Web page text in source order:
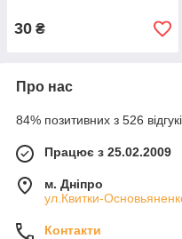
30 ₴
Про нас
84% позитивних з 526
Працює з 25.02.2009
м. Дніпро
ул.Квитки-
Контакти